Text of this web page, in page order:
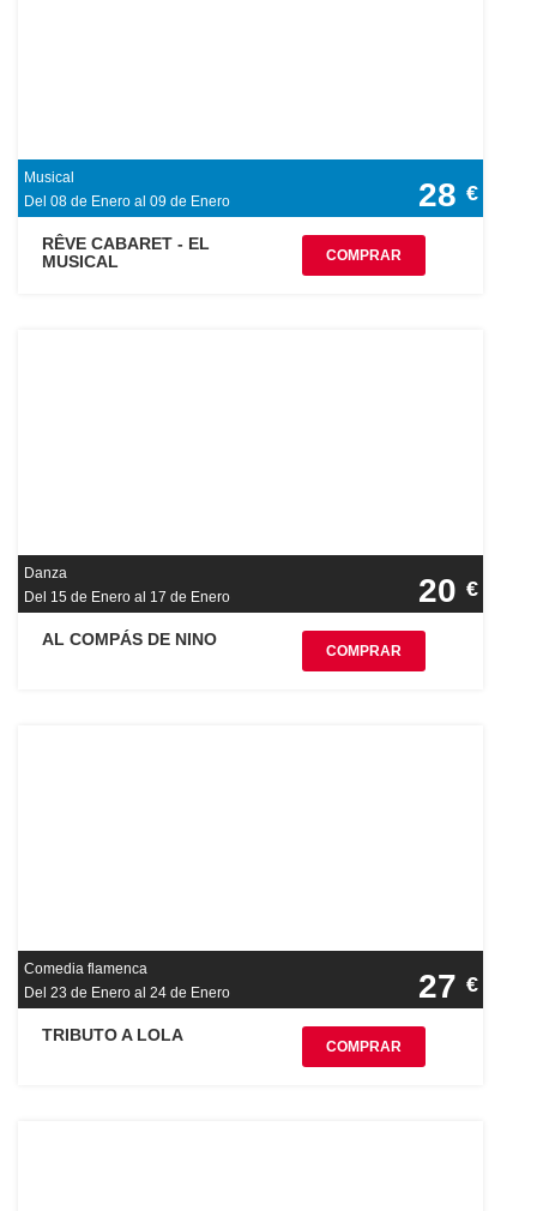
Musical
Del 08 de Enero al 09 de Enero
28 €
RÊVE CABARET - EL
MUSICAL
COMPRAR
Danza
Del 15 de Enero al 17 de Enero
20 €
AL COMPÁS DE NINO
COMPRAR
Comedia flamenca
Del 23 de Enero al 24 de Enero
27 €
TRIBUTO A LOLA
COMPRAR